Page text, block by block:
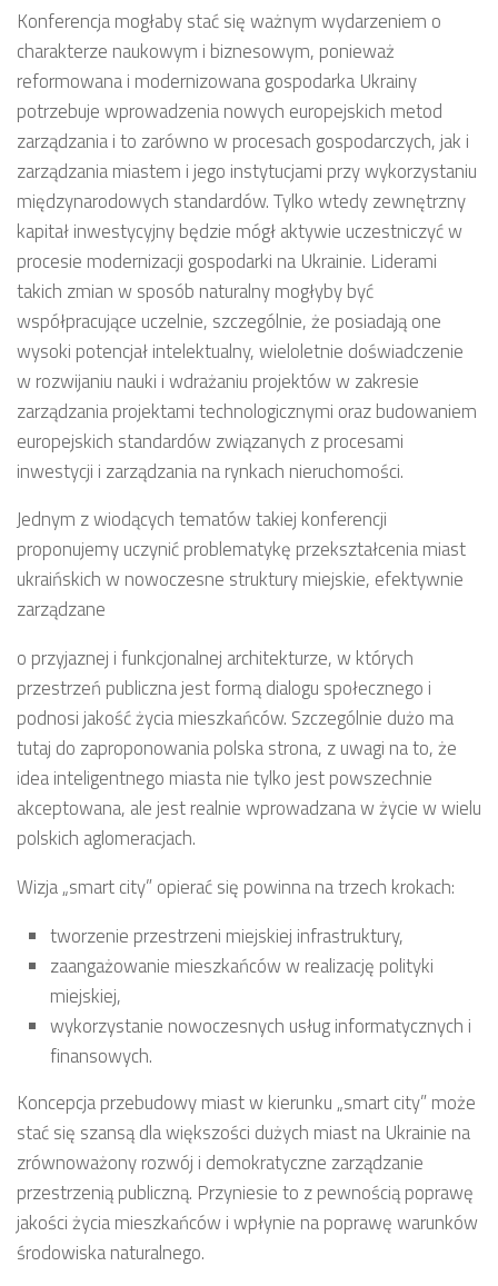
Konferencja mogłaby stać się ważnym wydarzeniem o
charakterze naukowym i biznesowym, ponieważ
reformowana i modernizowana gospodarka Ukrainy
potrzebuje wprowadzenia nowych europejskich metod
zarządzania i to zarówno w procesach gospodarczych, jak i
zarządzania miastem i jego instytucjami przy wykorzystaniu
międzynarodowych standardów. Tylko wtedy zewnętrzny
kapitał inwestycyjny będzie mógł aktywie uczestniczyć w
procesie modernizacji gospodarki na Ukrainie. Liderami
takich zmian w sposób naturalny mogłyby być
współpracujące uczelnie, szczególnie, że posiadają one
wysoki potencjał intelektualny, wieloletnie doświadczenie
w rozwijaniu nauki i wdrażaniu projektów w zakresie
zarządzania projektami technologicznymi oraz budowaniem
europejskich standardów związanych z procesami
inwestycji i zarządzania na rynkach nieruchomości.
Jednym z wiodących tematów takiej konferencji
proponujemy uczynić problematykę przekształcenia miast
ukraińskich w nowoczesne struktury miejskie, efektywnie
zarządzane
o przyjaznej i funkcjonalnej architekturze, w których
przestrzeń publiczna jest formą dialogu społecznego i
podnosi jakość życia mieszkańców. Szczególnie dużo ma
tutaj do zaproponowania polska strona, z uwagi na to, że
idea inteligentnego miasta nie tylko jest powszechnie
akceptowana, ale jest realnie wprowadzana w życie w wielu
polskich aglomeracjach.
Wizja „smart city” opierać się powinna na trzech krokach:
tworzenie przestrzeni miejskiej infrastruktury,
zaangażowanie mieszkańców w realizację polityki
miejskiej,
wykorzystanie nowoczesnych usług informatycznych i
finansowych.
Koncepcja przebudowy miast w kierunku „smart city” może
stać się szansą dla większości dużych miast na Ukrainie na
zrównoważony rozwój i demokratyczne zarządzanie
przestrzenią publiczną. Przyniesie to z pewnością poprawę
jakości życia mieszkańców i wpłynie na poprawę warunków
środowiska naturalnego.